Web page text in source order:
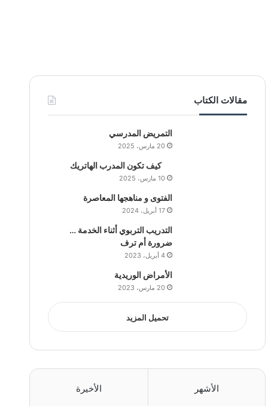
مقالات الكتاب
التمريض المدرسي
20 مارس، 2025
كيف تكون المدرب الهاتريك
10 مارس، 2025
الفتوى و مناهجها المعاصرة
17 أبريل، 2024
التدريب التربوي أثناء الخدمة …
ضرورة أم ترف
4 أبريل، 2023
الأمراض الوريدية
20 مارس، 2023
تحميل المزيد
الأشهر الأخيرة